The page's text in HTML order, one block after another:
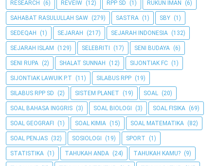
RESEARCH (6) REVEIW (12) RPP SD (1) RUKUN IMAN (6)
SAHABAT RASULULLAH SAW (279) SASTRA (1) SBY (1)
SEDEQAH (1) SEJARAH (217) SEJARAH INDONESIA (132)
SEJARAH ISLAM (129) SELEBRITI (17) SENI BUDAYA (6)
SENI RUPA (2) SHALAT SUNNAH (12) SIJONTIAK FC (1)
SIJONTIAK LAWUIK P.T (11) SILABUS RPP (19)
SILABUS RPP SD (2) SISTEM PLANET (19) SOAL (20)
SOAL BAHASA INGGRIS (3) SOAL BIOLOGI (3) SOAL FISIKA (69)
SOAL GEOGRAFI (1) SOAL KIMIA (15) SOAL MATEMATIKA (82)
SOAL PENJAS (32) SOSIOLOGI (19) SPORT (1)
STATISTIKA (1) TAHUKAH ANDA (24) TAHUKAH KAMU? (9)